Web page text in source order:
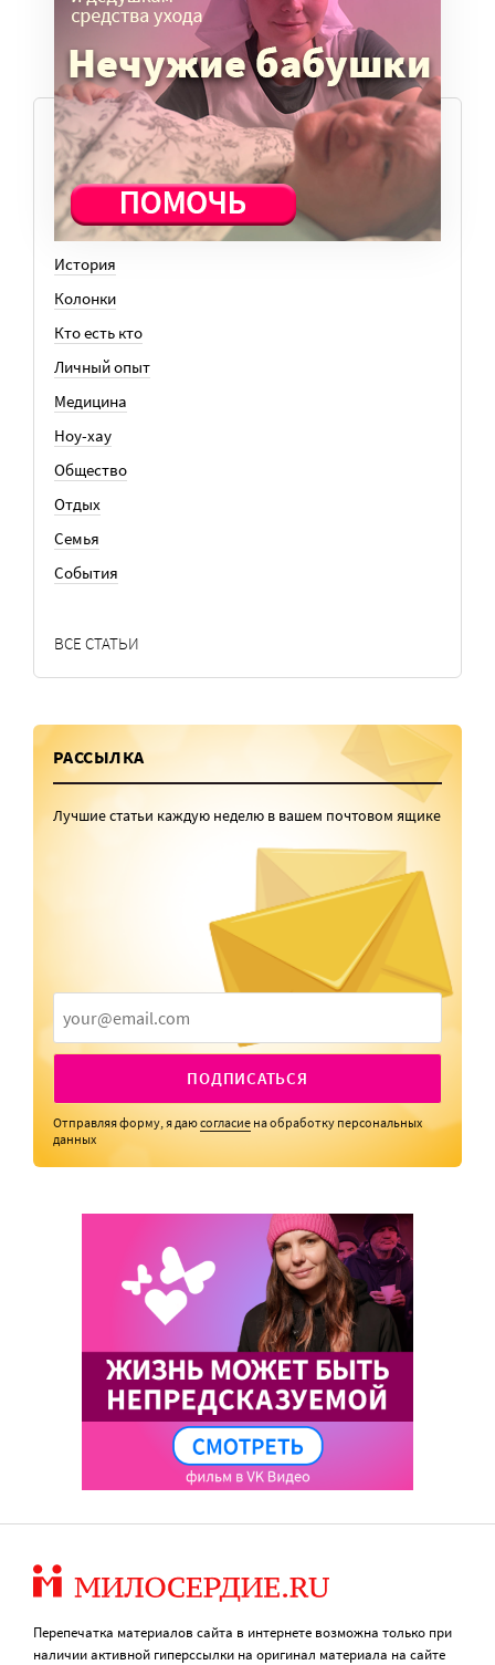
ТЕМЫ
Вера
Законы
История
Колонки
Кто есть кто
Личный опыт
Медицина
Ноу-хау
Общество
Отдых
Семья
События
ВСЕ СТАТЬИ
РАССЫЛКА
Лучшие статьи каждую неделю в вашем почтовом ящике
ПОДПИСАТЬСЯ
Отправляя форму, я даюсогласие на обработку персональных
данных
Перепечатка материалов сайта в интернете возможна только при
наличии активной гиперссылки на оригинал материала на сайте